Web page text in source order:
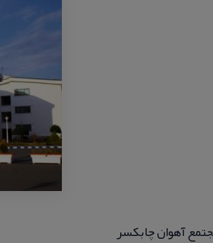
آهوان چابكسر